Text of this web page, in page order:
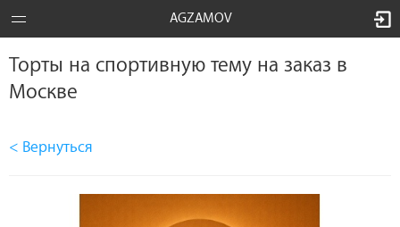
AGZAMOV
Торты на спортивную тему на заказ в
Москве
< Вернуться